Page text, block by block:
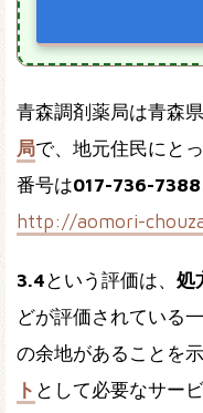
青森調剤薬局は青森
局で、地元住民にと
番号は017-736-7388
http://aomori-
3.4 という評価は、 処
どが評価されている
の余地があることを
ト として必要なサー